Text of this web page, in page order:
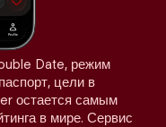
Date, режим
цели в
остается самым
в мире. Сервис